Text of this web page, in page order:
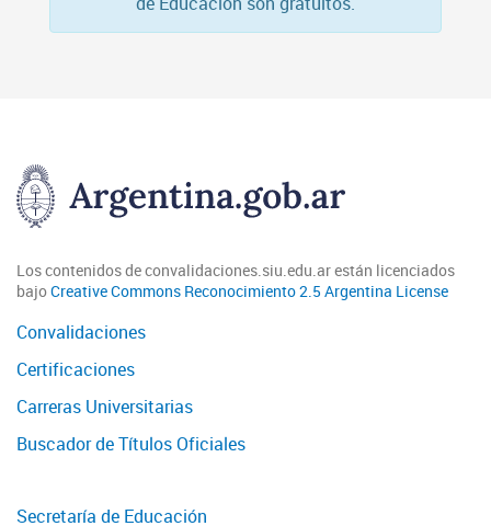
Los contenidos de convalidaciones.siu.edu.ar están licenciados
bajoCreative Commons Reconocimiento 2.5 Argentina License
Convalidaciones
Certificaciones
Carreras Universitarias
Buscador de Títulos Oficiales
Secretaría de Educación